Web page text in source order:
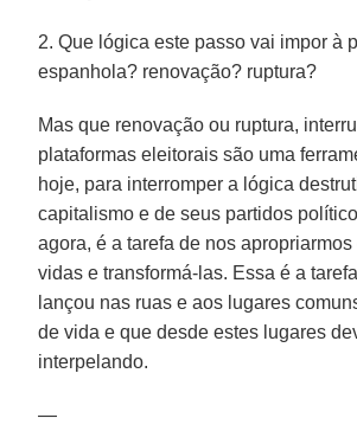
2. Que lógica este passo vai impor à
espanhola? renovação? ruptura?
Mas que renovação ou ruptura,
plataformas eleitorais são uma
hoje, para interromper a lógica
capitalismo e de seus partidos
agora, é a tarefa de nos
vidas e transformá-las. Essa é a
lançou nas ruas e aos lugares
de vida e que desde estes lugares
interpelando.
—